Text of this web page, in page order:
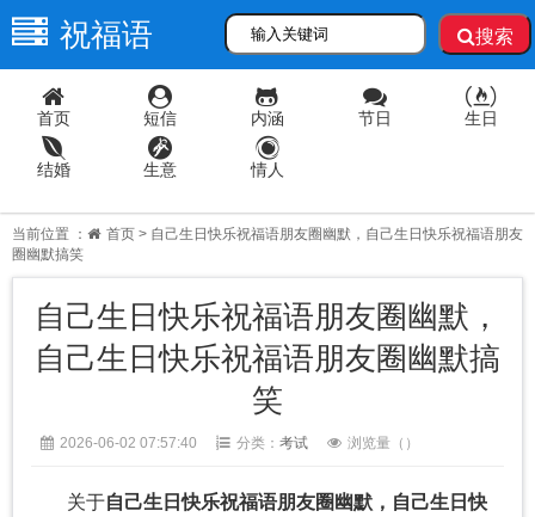
祝福语 搜索
首页 短信 内涵 节日 生日
结婚 生意 情人
当前位置 ： 首页 > 自己生日快乐祝福语朋友圈幽默，自己生日快乐祝福语朋友
圈幽默搞笑
自己生日快乐祝福语朋友圈幽默，
自己生日快乐祝福语朋友圈幽默搞
笑
2026-06-02 07:57:40 分类： 考试 浏览量（ ）
关于自己生日快乐祝福语朋友圈幽默，自己生日快